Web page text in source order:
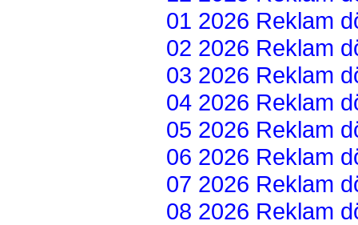
01 2026 Reklam
02 2026 Reklam
03 2026 Reklam
04 2026 Reklam
05 2026 Reklam
06 2026 Reklam
07 2026 Reklam
08 2026 Reklam